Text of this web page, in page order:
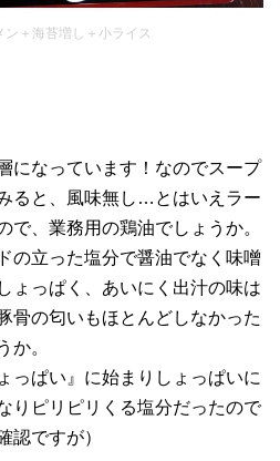
ン＋海苔増し＋小ライス
になっています！なのでスープ
ると、風味無し…とはいえラー
で、業務用の鶏油でしょうか。
の立った塩分で醤油でなく味噌
ょっぱく、あいにく出汁の味は
骨の匂いもほとんどしなかった
か。
っぱい』に始まりしょっぱいに
りピリピリくる塩分だったので
認ですが）